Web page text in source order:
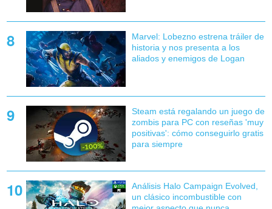
Marvel: Lobezno estrena tráiler de
historia y nos presenta a los
aliados y enemigos de Logan
Steam está regalando un juego de
zombis para PC con reseñas 'muy
positivas': cómo conseguirlo gratis
para siempre
Análisis Halo Campaign Evolved,
un clásico incombustible con